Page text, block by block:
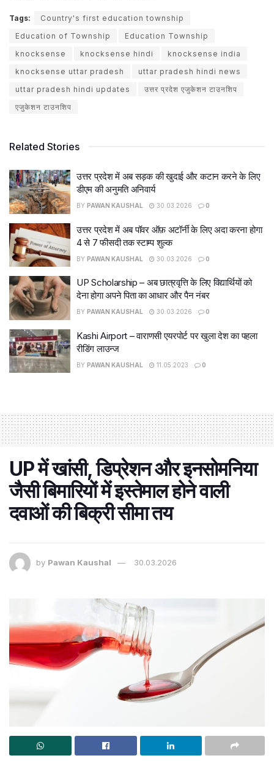
Tags:
Country's first education township
Education of Township
Education Township
knocksense
knocksense hindi
knocksense india
knocksense uttar pradesh
uttar pradesh hindi news
uttar pradesh hindi updates
उत्तर प्रदेश एजुकेशन टाउनशिप
एजुकेशन टाउनशिप
Related Stories
उत्तर प्रदेश में अब सड़क की खुदाई और कटान करने के लिए
डीएम की अनुमति अनिवार्य
BY PAWAN KAUSHAL 30.03.2026 0
उत्तर प्रदेश में अब पॉवर ऑफ़ अटॉर्नी के लिए अदा करना होगा
4 से 7 फीसदी तक स्टाम्प शुल्क
BY PAWAN KAUSHAL 30.03.2026 0
UP Scholarship – अब छात्रवृत्ति के लिए विद्यार्थियों को
देना होगा अपने पिता का आधार और पैन नंबर
BY PAWAN KAUSHAL 30.03.2026 0
Kashi Airport – वाराणसी एयरपोर्ट पर खुला देश का पहला
रीडिंग लाउन्ज
BY PAWAN KAUSHAL 11.05.2023 0
UP में खांसी, डिप्रेशन और इनसोमनिया
जैसी बिमारियों में इस्तेमाल होने वाली
दवाओं की बिक्री सीमा तय
by Pawan Kaushal 30.03.2026